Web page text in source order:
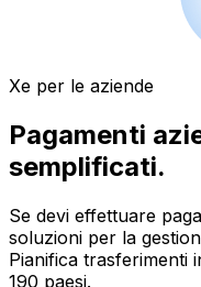
Xe per le aziende
Pagamenti
semplificati.
Se devi effettuare
soluzioni per la
Pianifica trasferimenti
190 paesi.